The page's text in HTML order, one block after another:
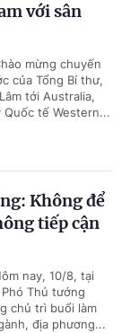
với sân
mừng chuyến
của Tổng Bí thư,
tới Australia,
Quốc tế Western...
Không để
tiếp cận
nay, 10/8, tại
Thủ tướng
chủ trì buổi làm
địa phương...